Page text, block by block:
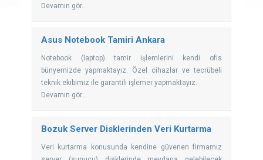
Devamın gör...
Asus Notebook Tamiri Ankara
Notebook (laptop) tamir işlemlerini kendi ofis
bünyemizde yapmaktayız. Özel cihazlar ve tecrübeli
teknik ekibimiz ile garantili işlemer yapmaktayız.
Devamın gör...
Bozuk Server Disklerinden Veri Kurtarma
Veri kurtarma konusunda kendine güvenen firmamız